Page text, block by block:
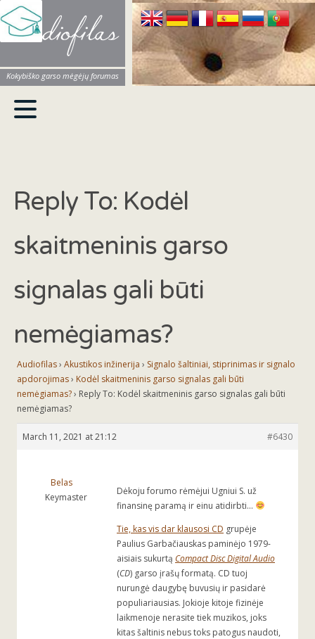
Audiofilas
Kokybiško garso mėgėjų forumas
Reply To: Kodėl
skaitmeninis garso
signalas gali būti
nemėgiamas?
Audiofilas› Akustikos inžinerija › Signalo šaltiniai, stiprinimas ir signalo
apdorojimas› Kodėl skaitmeninis garso signalas gali būti
nemėgiamas?› Reply To: Kodėl skaitmeninis garso signalas gali būti
nemėgiamas?
March 11, 2021 at 21:12 #6430
Belas
Keymaster
Dėkoju forumo rėmėjui Ugniui S. už
finansinę paramą ir einu atidirbti…
Tie, kas vis dar klausosi CD grupėje
Paulius Garbačiauskas paminėjo 1979-
aisiais sukurtą Compact Disc Digital Audio
(CD) garso įrašų formatą. CD tuoj
nurungė daugybę buvusių ir pasidarė
populiariausias. Jokioje kitoje fizinėje
laikmenoje nerasite tiek muzikos, joks
kitas šaltinis nebus toks patogus naudoti,